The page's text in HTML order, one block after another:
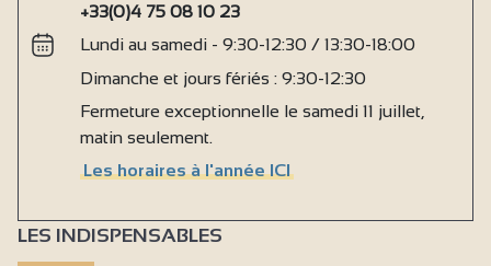
+33(0)4 75 08 10 23
Lundi au samedi - 9:30-12:30 / 13:30-18:00
Dimanche et jours fériés : 9:30-12:30
Fermeture exceptionnelle le samedi 11 juillet,
matin seulement.
Les horaires à l'année ICI
LES INDISPENSABLES